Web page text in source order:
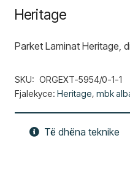
Heritage
Parket Laminat Heritage,
SKU: ORGEXT-5954/0-1-1
Fjalekyce: Heritage, mbk
Të dhëna teknike